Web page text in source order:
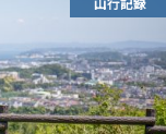
山行記録